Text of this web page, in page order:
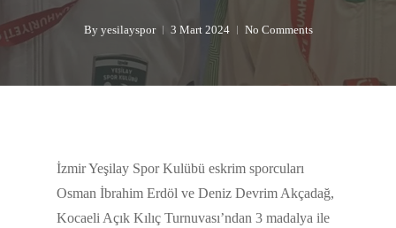
By yesilayspor 3 Mart 2024 No Comments
İzmir Yeşilay Spor Kulübü eskrim sporcuları
Osman İbrahim Erdöl ve Deniz Devrim Akçadağ,
Kocaeli Açık Kılıç Turnuvası’ndan 3 madalya ile